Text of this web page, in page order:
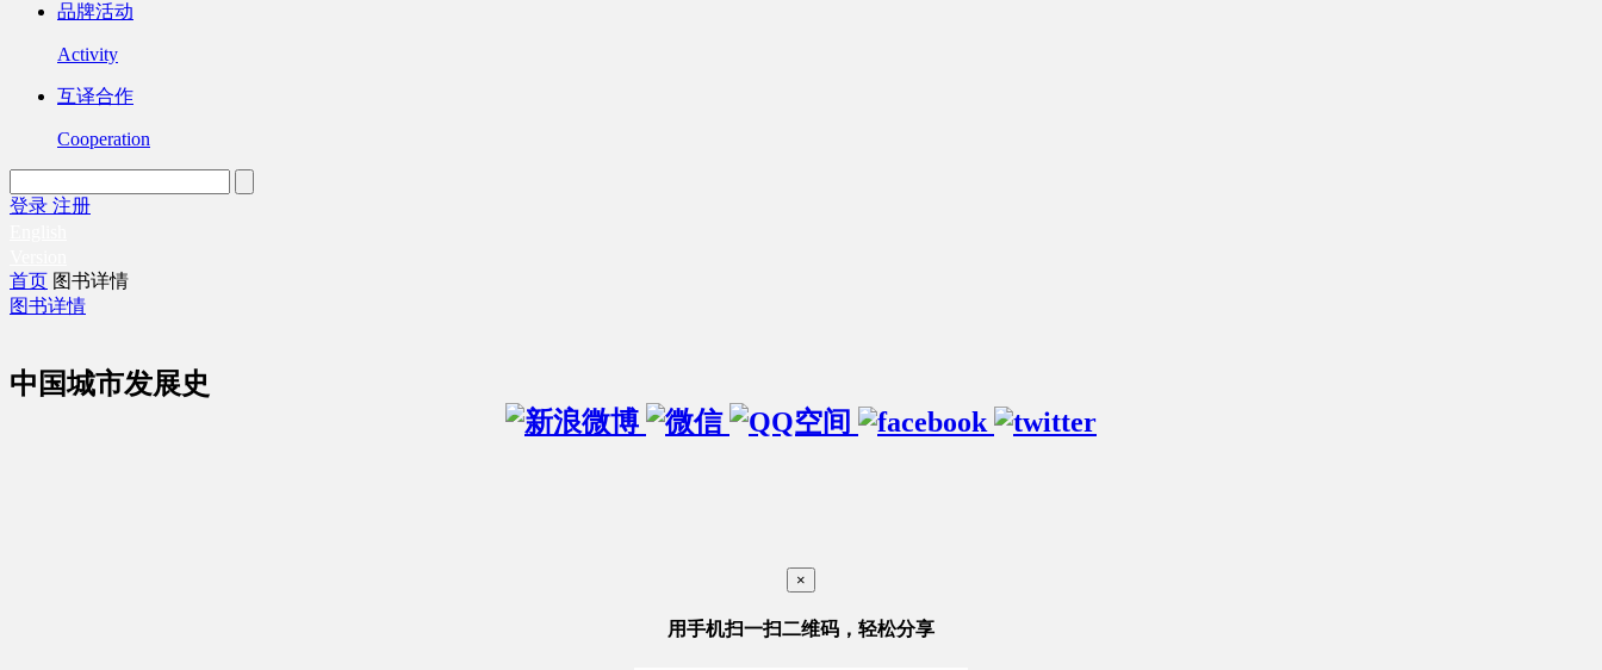
品牌活动
Activity
互译合作
Cooperation
登录 注册
首页 图书详情
图书详情
中国城市发展史
×
用手机扫一扫二维码，轻松分享